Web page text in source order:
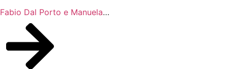
Fabio Dal Porto e Manuela